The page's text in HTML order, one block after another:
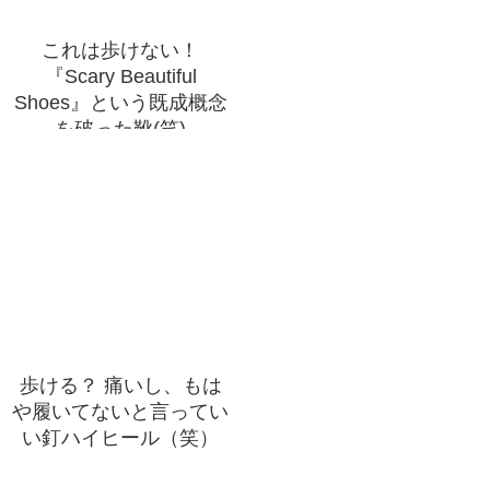
これは歩けない！
『Scary Beautiful
Shoes』という既成概念
を破った靴(笑)
歩ける？ 痛いし、もは
や履いてないと言ってい
い釘ハイヒール（笑）